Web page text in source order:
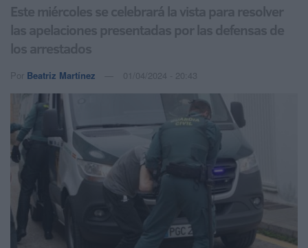
Este miércoles se celebrará la vista para resolver
las apelaciones presentadas por las defensas de
los arrestados
Por Beatriz Martínez 01/04/2024 - 20:43